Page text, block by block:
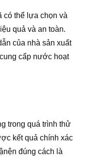
thể lựa chọn và
quả và an toàn.
của nhà sản xuất
cấp nước hoạt
trong quá trình thử
kết quả chính xác
đúng cách là